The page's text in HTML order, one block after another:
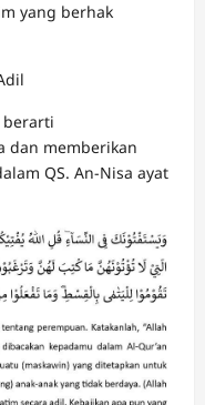
yang berhak
berarti
dan memberikan
QS. An-Nisa ayat